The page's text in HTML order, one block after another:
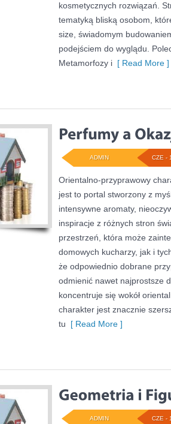
kosmetycznych rozwiązań.
tematyką bliską osobom,
size, świadomym
podejściem do wyglądu.
Metamorfozy i [ Read More ]
CZE -
ADMIN
Orientalno-przyprawowy
jest to portal stworzony z
intensywne aromaty,
inspiracje z różnych stron
przestrzeń, która może
domowych kucharzy, jak i
że odpowiednio dobrane
odmienić nawet najprostsze
koncentruje się wokół
charakter jest znacznie
tu [ Read More ]
CZE -
ADMIN